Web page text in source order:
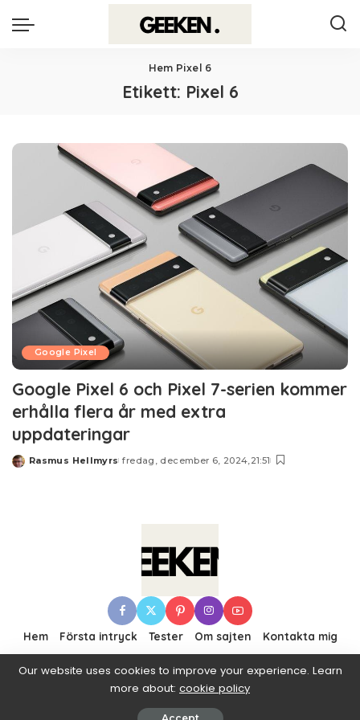
Hem Pixel 6
Etikett: Pixel 6
Google Pixel
Google Pixel 6 och Pixel 7-serien kommer
erhålla flera år med extra
uppdateringar
Posted
Rasmus Hellmyrs fredag, december 6, 2024,21:51
Hem Första intryck Tester Om sajten Kontakta mig
© 2016–2019 Pixwell made with Love, powered by
ThemeRuby.
Our website uses cookies to improve your experience. Learn
more about: cookie policy